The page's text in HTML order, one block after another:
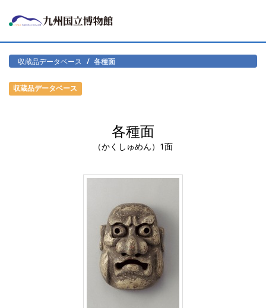
収蔵品データベース 各種面
収蔵品データベース
各種面
（かくしゅめん）1面